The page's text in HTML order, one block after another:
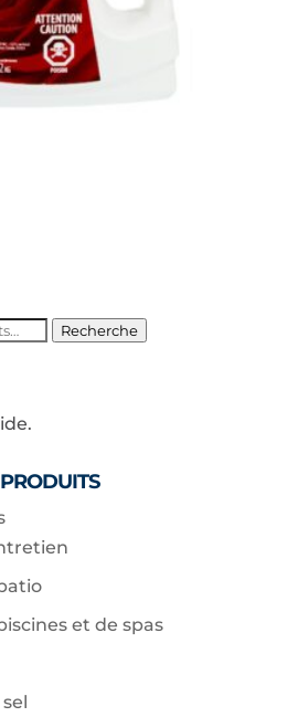
Recherche
et de spas